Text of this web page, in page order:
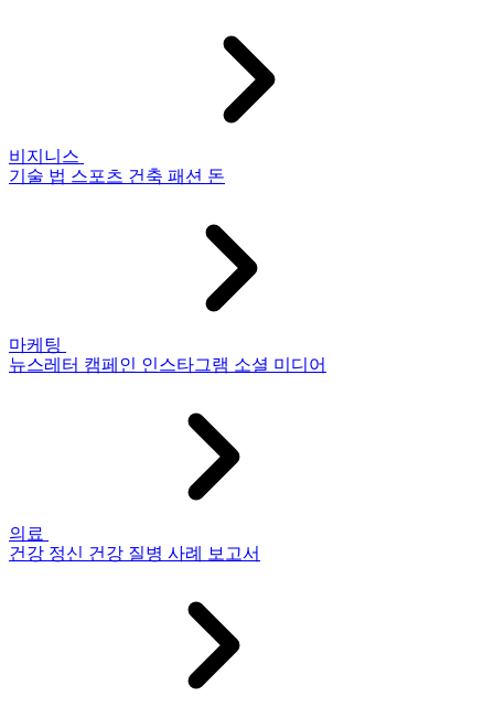
비지니스
기술 법 스포츠 건축 패션 돈
마케팅
뉴스레터 캠페인 인스타그램 소셜 미디어
의료
건강 정신 건강 질병 사례 보고서